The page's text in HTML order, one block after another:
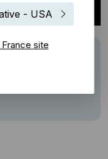
- USA
site